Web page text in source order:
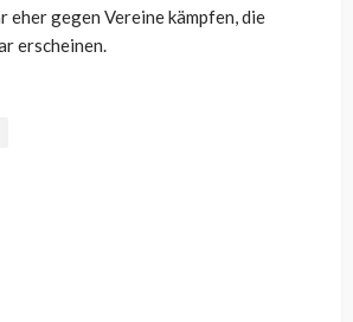
eher gegen Vereine kämpfen, die
erscheinen.